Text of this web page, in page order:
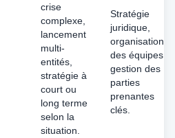
crise
complexe,
lancement
multi-
entités,
stratégie à
court ou
long terme
selon la
situation.
Stratégie
juridique,
organisation
des équipes,
gestion des
parties
prenantes
clés.